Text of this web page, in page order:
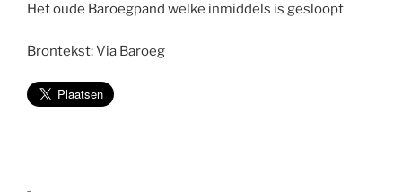
Het oude Baroegpand welke inmiddels is gesloopt
Brontekst: Via Baroeg